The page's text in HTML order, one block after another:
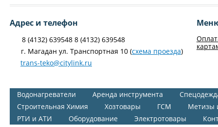
Адрес и телефон
8 (4132) 639548 8 (4132) 639548
г. Магадан ул. Транспортная 10 (схема проезда)
trans-teko@citylink.ru
Водонагреватели Аренда инструмента
Строительная Химия
Хозтовары ГСМ
Метизы
РТИ и АТИ
Оборудование Электротовары